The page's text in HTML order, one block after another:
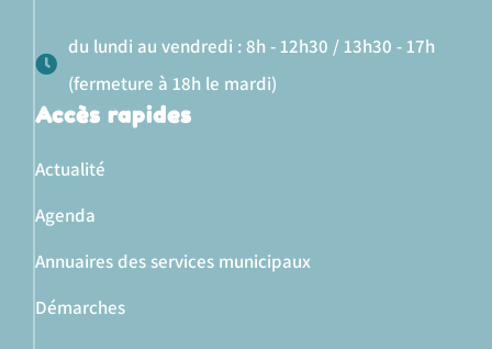
du lundi au vendredi : 8h - 12h30 / 13h30 - 17h
(fermeture à 18h le mardi)
Accès rapides
Actualité
Agenda
Annuaires des services municipaux
Démarches